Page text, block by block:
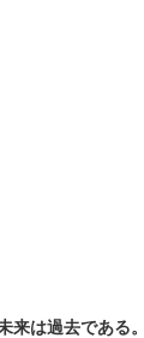
来は過去である